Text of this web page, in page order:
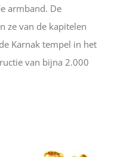
armband. De
ze van de kapitelen
Karnak tempel in het
van bijna 2.000